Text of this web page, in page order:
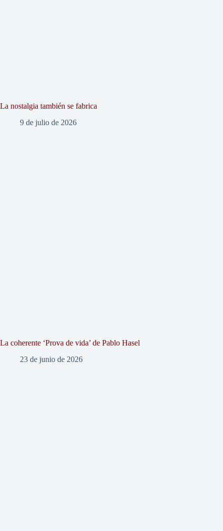
La nostalgia también se fabrica
9 de julio de 2026
La coherente ‘Prova de vida’ de Pablo Hasel
23 de junio de 2026